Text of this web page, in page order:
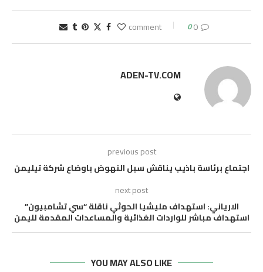
0 comment
0
ADEN-TV.COM
previous post
اجتماع برئاسة باذيب يناقش سبل النهوض باوضاع شركة تيليمن
next post
الارياني: استهداف مليشيا الحوثي ناقلة “سي تشامبيون”
استهداف مباشر للواردات الغذائية والمساعدات المقدمة لليمن
YOU MAY ALSO LIKE